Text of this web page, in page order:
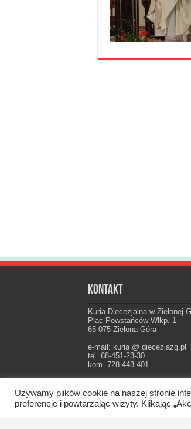
Kontakt
Kuria Diecezjalna w Zielonej
Plac Powstańców Wlkp. 1
65-075 Zielona Góra
e-mail: kuria @ diecezjazg.pl
tel. 68-451-23-30
kom. 728-443-401
22 1020 5402 0000 0102
Używamy plików cookie na naszej stronie
preferencje i powtarzając wizyty. Klikając